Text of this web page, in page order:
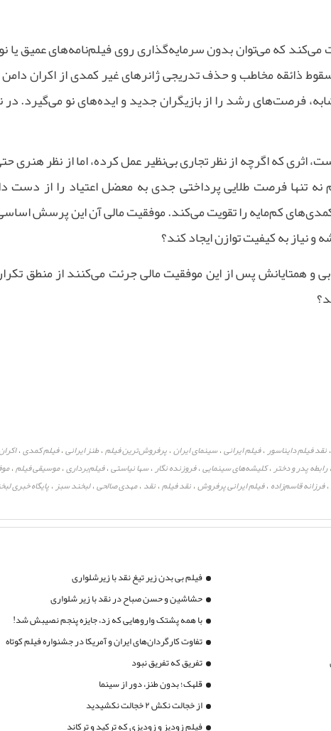
می‌کند که می‌توان بدون سرمایه‌گذاری روی فیلم‌نامه‌های عمیق یا
ذائقه مخاطب و حذف تدریجی ژانرهای غیر کمدی از اکران دامن
فرصت‌های رشد را از بازیگران جدید و ایده‌های نو می‌گیرد. در
اثری که اگرچه از نظر تجاری بی‌نظیر عمل کرده، اما از نظر هنری
تنها فرصت طلایی پرداختی جدی به معضل اعتیاد را از دست
کم‌مایه را تقویت می‌کند. موفقیت مالی آن این پرسش
نیاز به کیفیت توازن ایجاد کند؟
و همتایانش پس از این موفقیت مالی جرئت می‌کنند از منطق
،نقد فیلم دایناسور،فیلم ایرانی،سینمای ایران،پرفروش‌ترین فیلم،طنز ایرانی،فیلم کمدی،اکران
،رابطه پدر و دختر ،کلیشه‌های سینمایی،فروزنده نگار،سها نیاستی،فیلم‌برداری،موسیقی فیلم،
،فرزانه قاسم‌زاده ،فیلم ایرانی پرفروش،نقد فیلم،نقد ،مهدی صالحی،لبخند سبز ،پایگاه خبری
فیلم بی بدن زیر تیغ نقد با زیرشلواری
حشاشین و حسن صباح در نقد با زیر شلواری
با همه پشتک واروهایی که زد، جایزه پنجم نصیبش شد!
تفاوت کارگردان‌های ایران و آمریکا در جشنواره فیلم کوتاه
تفریق که تفریق نبود
قلهک؛ بدون طنز، دور از سینما
از خجالت نکش ۲ خجالت نکشیدید
فیلم زودپز و زودپزی که ترکید و ترکاند